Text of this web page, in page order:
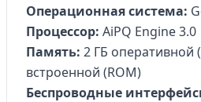
Операционная система:
Процессор: AiPQ Engine 3.0
Память: 2 ГБ оперативной
встроенной (ROM)
Беспроводные